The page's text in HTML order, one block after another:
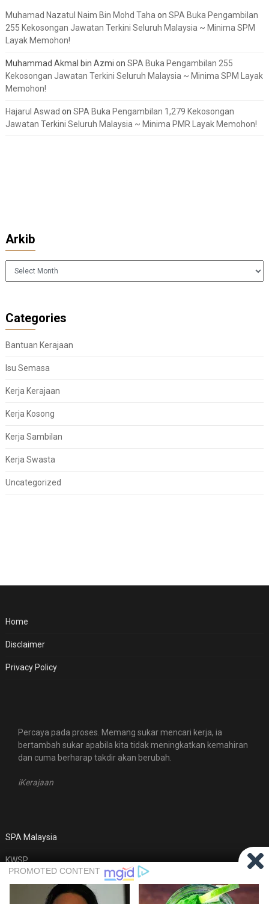
Muhamad Nazatul Naim Bin Mohd Taha on SPA Buka Pengambilan
255 Kekosongan Jawatan Terkini Seluruh Malaysia ~ Minima SPM
Layak Memohon!
Muhammad Akmal bin Azmi on SPA Buka Pengambilan 255
Kekosongan Jawatan Terkini Seluruh Malaysia ~ Minima SPM Layak
Memohon!
Hajarul Aswad on SPA Buka Pengambilan 1,279 Kekosongan
Jawatan Terkini Seluruh Malaysia ~ Minima PMR Layak Memohon!
Arkib
Arkib
Categories
Bantuan Kerajaan
Isu Semasa
Kerja Kerajaan
Kerja Kosong
Kerja Sambilan
Kerja Swasta
Uncategorized
Home
Disclaimer
Privacy Policy
Percaya pada proses. Memang sukar mencari kerja, ia
bertambah sukar apabila kita tidak meningkatkan kemahiran
dan cuma berharap takdir akan berubah.
iKerajaan
SPA Malaysia
KWSP
MyFutureJobs